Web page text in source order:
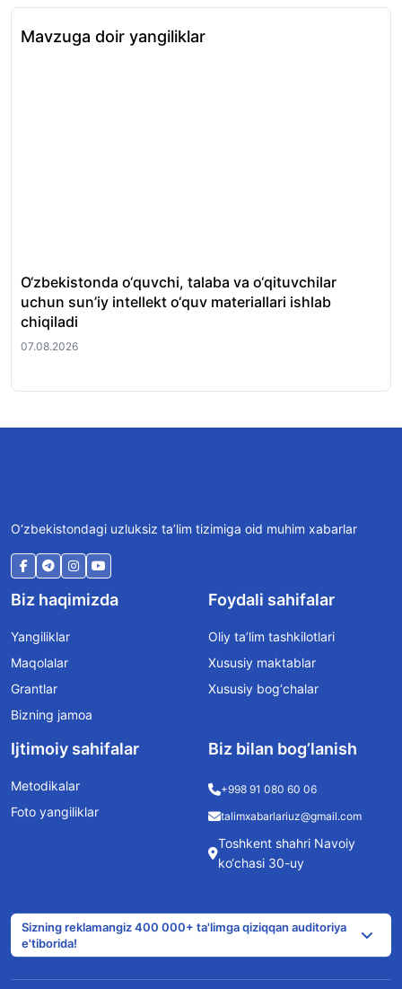
Mavzuga doir yangiliklar
O‘zbekistonda o‘quvchi, talaba va o‘qituvchilar
uchun sun’iy intellekt o‘quv materiallari ishlab
chiqiladi
07.08.2026
O‘zbekistondagi uzluksiz ta’lim tizimiga oid muhim xabarlar
Biz haqimizda
Yangiliklar
Maqolalar
Grantlar
Bizning jamoa
Foydali sahifalar
Oliy ta’lim tashkilotlari
Xususiy maktablar
Xususiy bog‘chalar
Ijtimoiy sahifalar
Metodikalar
Foto yangiliklar
Biz bilan bog’lanish
+998 91 080 60 06
talimxabarlariuz@gmail.com
Toshkent shahri Navoiy
ko‘chasi 30-uy
Sizning reklamangiz 400 000+ ta'limga qiziqqan auditoriya
e'tiborida!